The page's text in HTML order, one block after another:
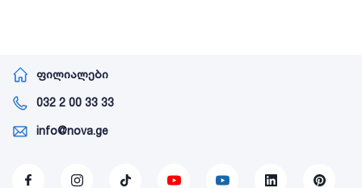
ფილიალები
032 2 00 33 33
info@nova.ge